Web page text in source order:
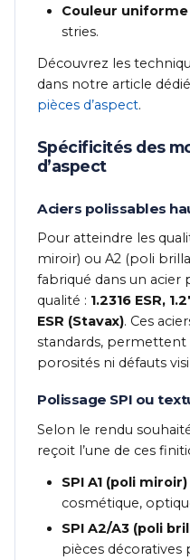
Couleur uniforme
stries.
Découvrez les
dans notre article
pièces d’aspect.
Spécificités des
d’aspect
Aciers polissables
Pour atteindre les
miroir) ou A2 (poli
fabriqué dans un acier
qualité : 1.2316 ESR,
ESR (Stavax). Ces
standards, permettent
porosités ni défauts
Polissage SPI ou
Selon le rendu
reçoit l’une de ces
SPI A1 (poli miroir)
cosmétique,
SPI A2/A3 (poli
pièces